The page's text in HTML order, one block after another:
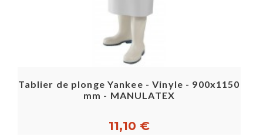
Tablier de plonge Yankee - Vinyle - 900x1150
mm - MANULATEX
11,10 €